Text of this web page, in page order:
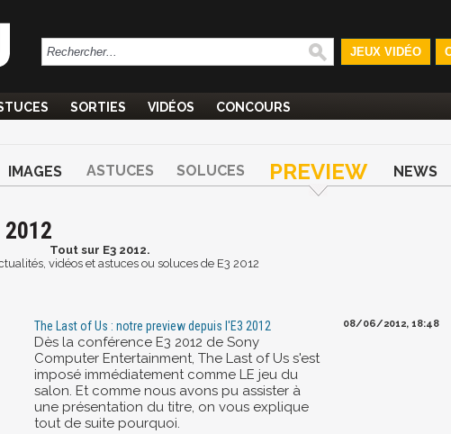
JEUX VIDÉO
SORTIES VIDÉOS CONCOURS
IMAGES ASTUCES SOLUCES PREVIEW NEWS
2012
Tout sur E3 2012.
vidéos et astuces ou soluces de E3 2012
The Last of Us : notre preview depuis l'E3 2012
Dès la conférence E3 2012 de Sony
Computer Entertainment, The Last of Us s'est
imposé immédiatement comme LE jeu du
salon. Et comme nous avons pu assister à
une présentation du titre, on vous explique
tout de suite pourquoi.
08/06/2012, 18:48